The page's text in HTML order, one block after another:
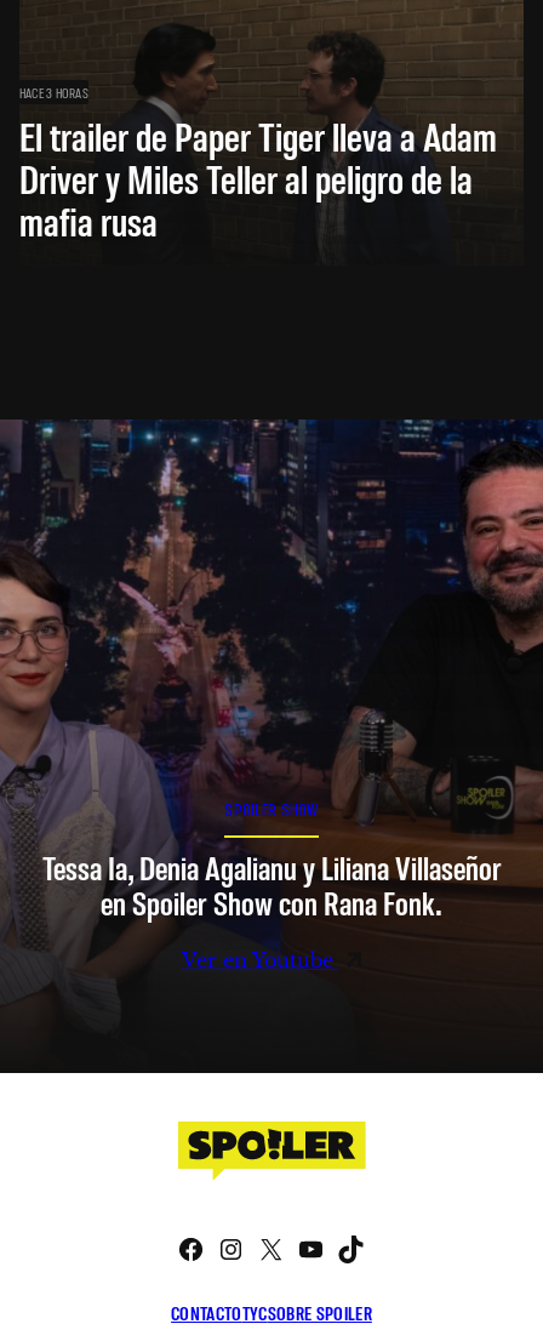
HACE 3 HORAS
El trailer de Paper Tiger lleva a Adam
Driver y Miles Teller al peligro de la
mafia rusa
SPOILER SHOW
Tessa Ia, Denia Agalianu y Liliana Villaseñor
en Spoiler Show con Rana Fonk.
Ver en Youtube
CONTACTOTYCSOBRE SPOILER
Facebook
Instagram
X YouTube